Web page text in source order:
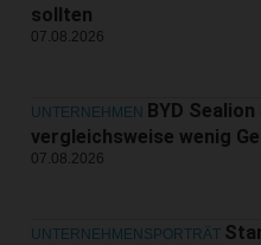
sollten
07.08.2026
UNTERNEHMEN BYD
vergleichsweise wenig
07.08.2026
UNTERNEHMENSPORTRÄT